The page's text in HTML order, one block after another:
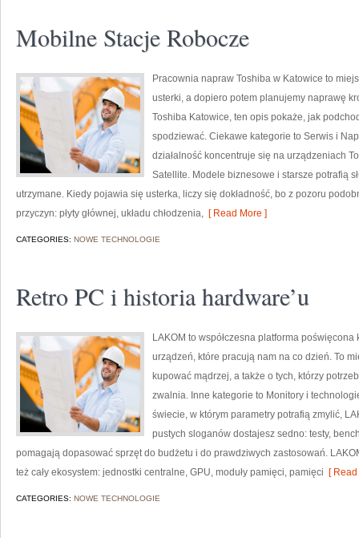
Mobilne Stacje Robocze
Pracownia napraw Toshiba w Katowice to
usterki, a dopiero potem planujemy naprawę
Toshiba Katowice, ten opis pokaże, jak
spodziewać. Ciekawe kategorie to Serwis i
działalność koncentruje się na urządzeniach
Satellite. Modele biznesowe i starsze potrafią
utrzymane. Kiedy pojawia się usterka, liczy się dokładność, bo z pozoru
przyczyn: płyty głównej, układu chłodzenia, [ Read More ]
CATEGORIES: NOWE TECHNOLOGIE
Retro PC i historia hardware’u
LAKOM to współczesna platforma
urządzeń, które pracują nam na co dzień. To
kupować mądrzej, a także o tych, którzy
zwalnia. Inne kategorie to Monitory i
świecie, w którym parametry potrafią zmylić,
pustych sloganów dostajesz sedno: testy,
pomagają dopasować sprzęt do budżetu i do prawdziwych zastosowań.
też cały ekosystem: jednostki centralne, GPU, moduły pamięci, pamięci [
CATEGORIES: NOWE TECHNOLOGIE